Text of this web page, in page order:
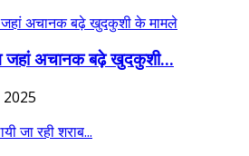
जहां अचानक बढ़े खुदकुशी...